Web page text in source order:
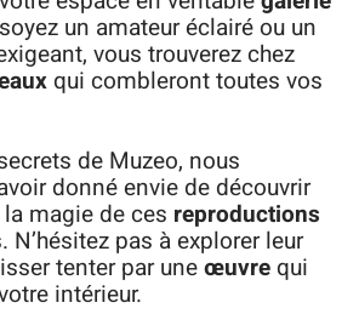
un amateur éclairé ou un
vous trouverez chez
qui combleront toutes vos
de Muzeo, nous
donné envie de découvrir
magie de ces reproductions
pas à explorer leur
tenter par uneœuvre qui
intérieur.